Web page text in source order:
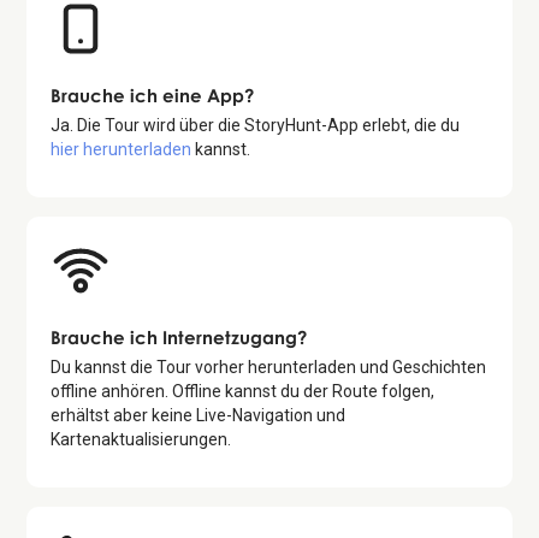
Brauche ich eine App?
Ja. Die Tour wird über die StoryHunt-App erlebt, die du
hier herunterladen kannst.
Brauche ich Internetzugang?
Du kannst die Tour vorher herunterladen und Geschichten
offline anhören. Offline kannst du der Route folgen,
erhältst aber keine Live-Navigation und
Kartenaktualisierungen.